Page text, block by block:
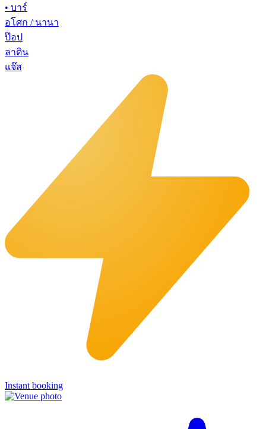
• บาร์
อโศก / นานา
ป๊อป
ลาติน
แจ๊ส
Instant booking